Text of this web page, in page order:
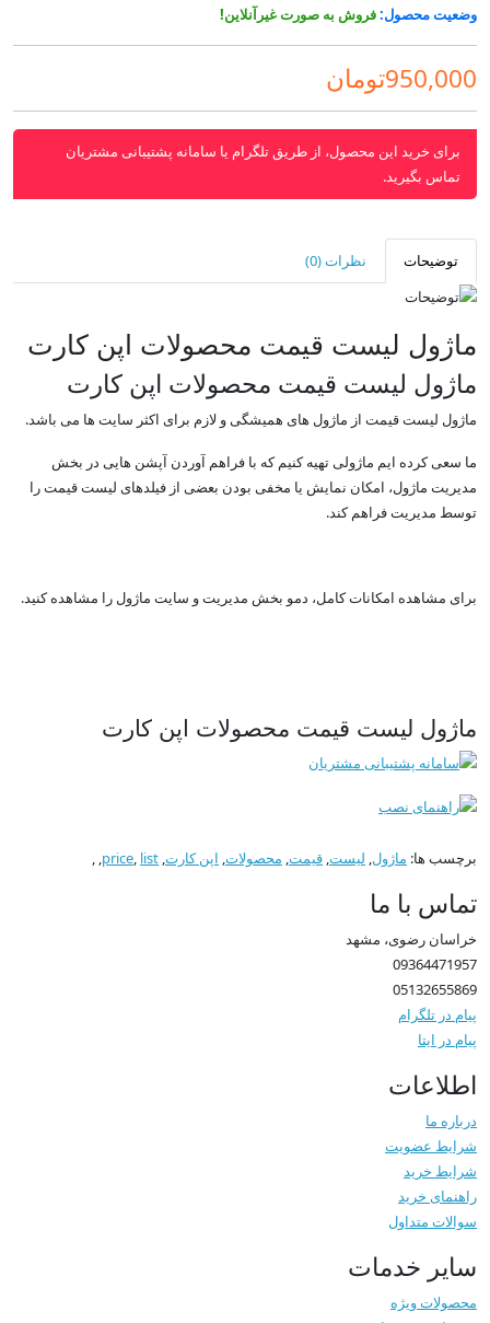
وضعیت محصول:فروش به صورت غیرآنلاین!
950,000تومان
برای خرید این محصول، از طریق تلگرام یا سامانه پشتیبانی مشتریان
تماس بگیرید.
توضیحات نظرات (0)
ماژول لیست قیمت محصولات اپن کارت
ماژول لیست قیمت محصولات اپن کارت
ماژول لیست قیمت از ماژول های همیشگی و لازم برای اکثر سایت ها می باشد.
ما سعی کرده ایم ماژولی تهیه کنیم که با فراهم آوردن آپشن هایی در بخش
مدیریت ماژول، امکان نمایش یا مخفی بودن بعضی از فیلدهای لیست قیمت را
توسط مدیریت فراهم کند.
برای مشاهده امکانات کامل، دمو بخش مدیریت و سایت ماژول را مشاهده کنید.
ماژول لیست قیمت محصولات اپن کارت
برچسب ها: ماژول, لیست, قیمت, محصولات, اپن کارت,
price, list
,
,
تماس با ما
خراسان رضوی، مشهد
09364471957
05132655869
پیام در تلگرام
پیام در ایتا
اطلاعات
درباره ما
شرایط عضویت
شرایط خرید
راهنمای خرید
سوالات متداول
سایر خدمات
محصولات ویژه